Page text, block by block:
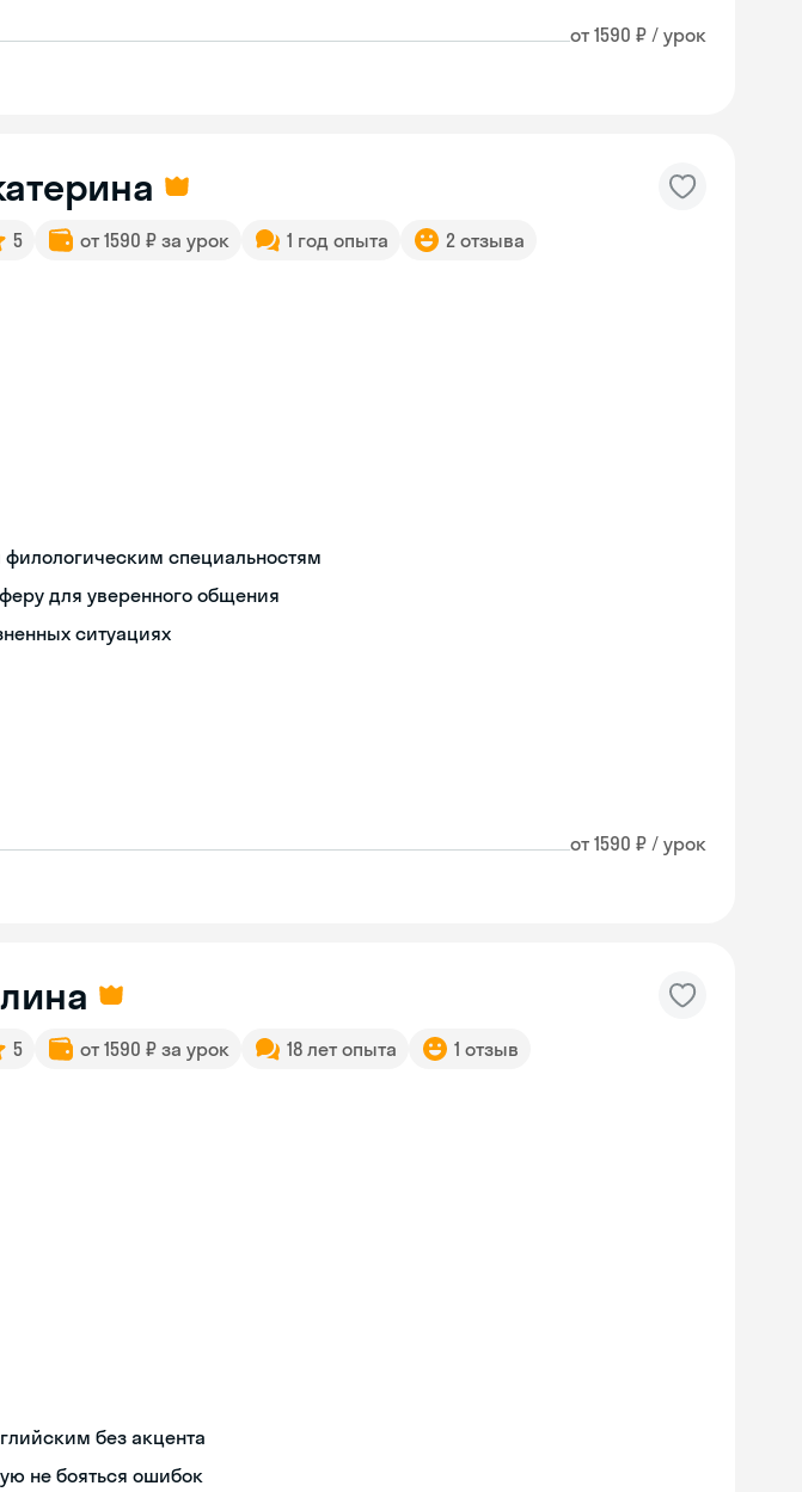
от 1590 ₽ / урок
5 от 1590 ₽ за урок 1 год опыта 2 отзыва
специальностям
для уверенного общения
ситуациях
от 1590 ₽ / урок
5 от 1590 ₽ за урок 18 лет опыта 1 отзыв
без акцента
не бояться ошибок